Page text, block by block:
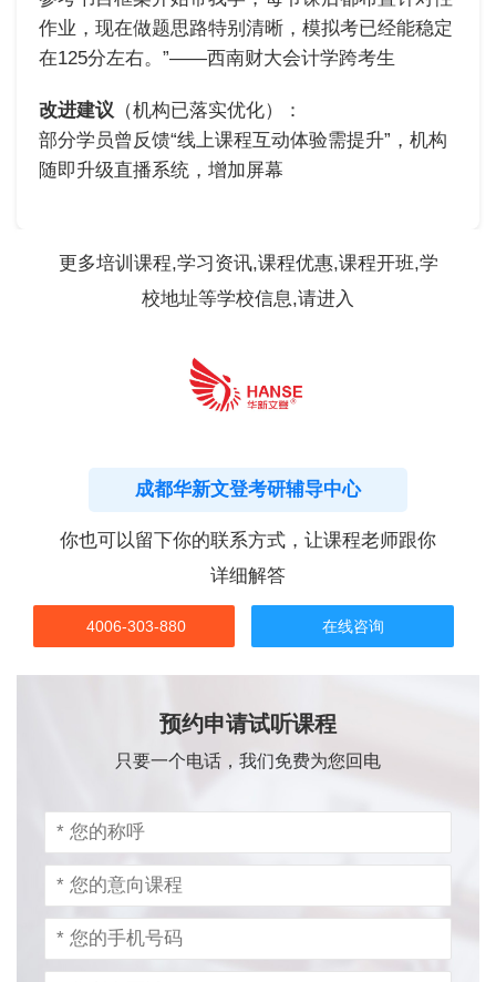
作业，现在做题思路特别清晰，模拟考已经能稳定
在125分左右。”——西南财大会计学跨考生
改进建议 （机构已落实优化）：
部分学员曾反馈“线上课程互动体验需提升”，机构
随即升级直播系统，增加屏幕
更多培训课程,学习资讯,课程优惠,课程开班,学
校地址等学校信息,请进入
成都华新文登考研辅导中心
你也可以留下你的联系方式，让课程老师跟你
详细解答
4006-303-880 在线咨询
预约申请试听课程
只要一个电话，我们免费为您回电